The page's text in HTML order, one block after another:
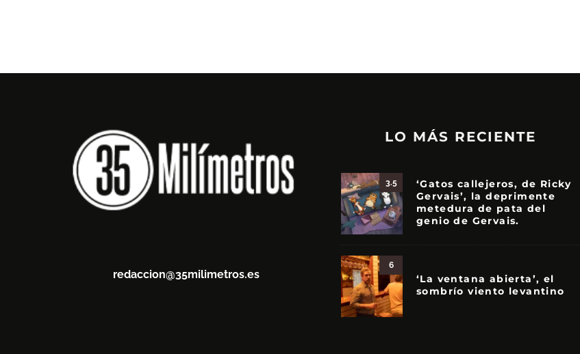
redaccion@35milimetros.es
LO MÁS RECIENTE
3.5
‘Gatos callejeros, de Ricky
Gervais’, la deprimente
metedura de pata del
genio de Gervais.
6
‘La ventana abierta’, el
sombrío viento levantino